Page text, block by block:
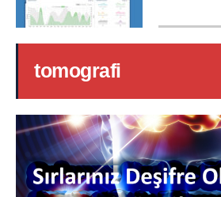
tomografi